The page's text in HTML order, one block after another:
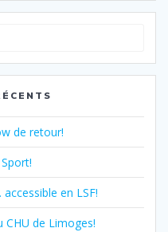
de retour!
accessible en LSF!
CHU de Limoges!